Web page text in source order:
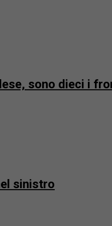
sono dieci i
sinistro